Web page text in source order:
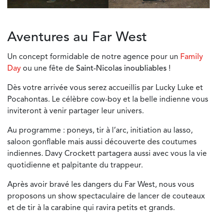
Aventures au Far West
Un concept formidable de notre agence pour un Family
Day ou une fête de Saint-Nicolas inoubliables !
Dès votre arrivée vous serez accueillis par Lucky Luke et
Pocahontas. Le célèbre cow-boy et la belle indienne vous
inviteront à venir partager leur univers.
Au programme : poneys, tir à l’arc, initiation au lasso,
saloon gonflable mais aussi découverte des coutumes
indiennes. Davy Crockett partagera aussi avec vous la vie
quotidienne et palpitante du trappeur.
Après avoir bravé les dangers du Far West, nous vous
proposons un show spectaculaire de lancer de couteaux
et de tir à la carabine qui ravira petits et grands.